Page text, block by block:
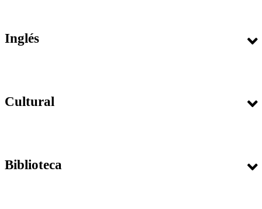
Inglés
Matrícula
Certificados y constancias
Cultural
Talleres
Biblioteca